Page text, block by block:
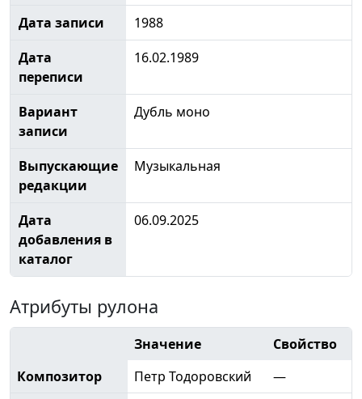
Дата записи
1988
Дата
переписи
16.02.1989
Вариант
записи
Дубль моно
Выпускающие
редакции
Музыкальная
Дата
добавления в
каталог
06.09.2025
Атрибуты рулона
Значение
Свойство
Композитор
Петр Тодоровский
—